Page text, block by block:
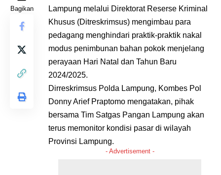
Bagikan
Lampung melalui Direktorat Reserse Kriminal
Khusus (Ditreskrimsus) mengimbau para
pedagang menghindari praktik-praktik nakal
modus penimbunan bahan pokok menjelang
perayaan Hari Natal dan Tahun Baru
2024/2025.
Dirreskrimsus Polda Lampung, Kombes Pol
Donny Arief Praptomo mengatakan, pihak
bersama Tim Satgas Pangan Lampung akan
terus memonitor kondisi pasar di wilayah
Provinsi Lampung.
- Advertisement -